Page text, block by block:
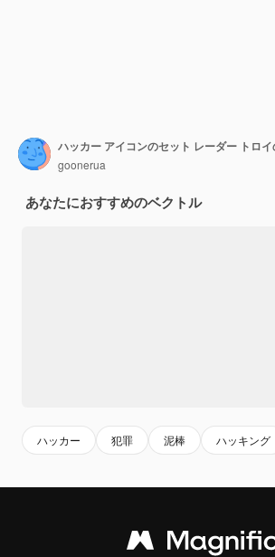
goonerua
あなたにおすすめのベクトル
ハッカー 犯罪 泥棒 ハッキング